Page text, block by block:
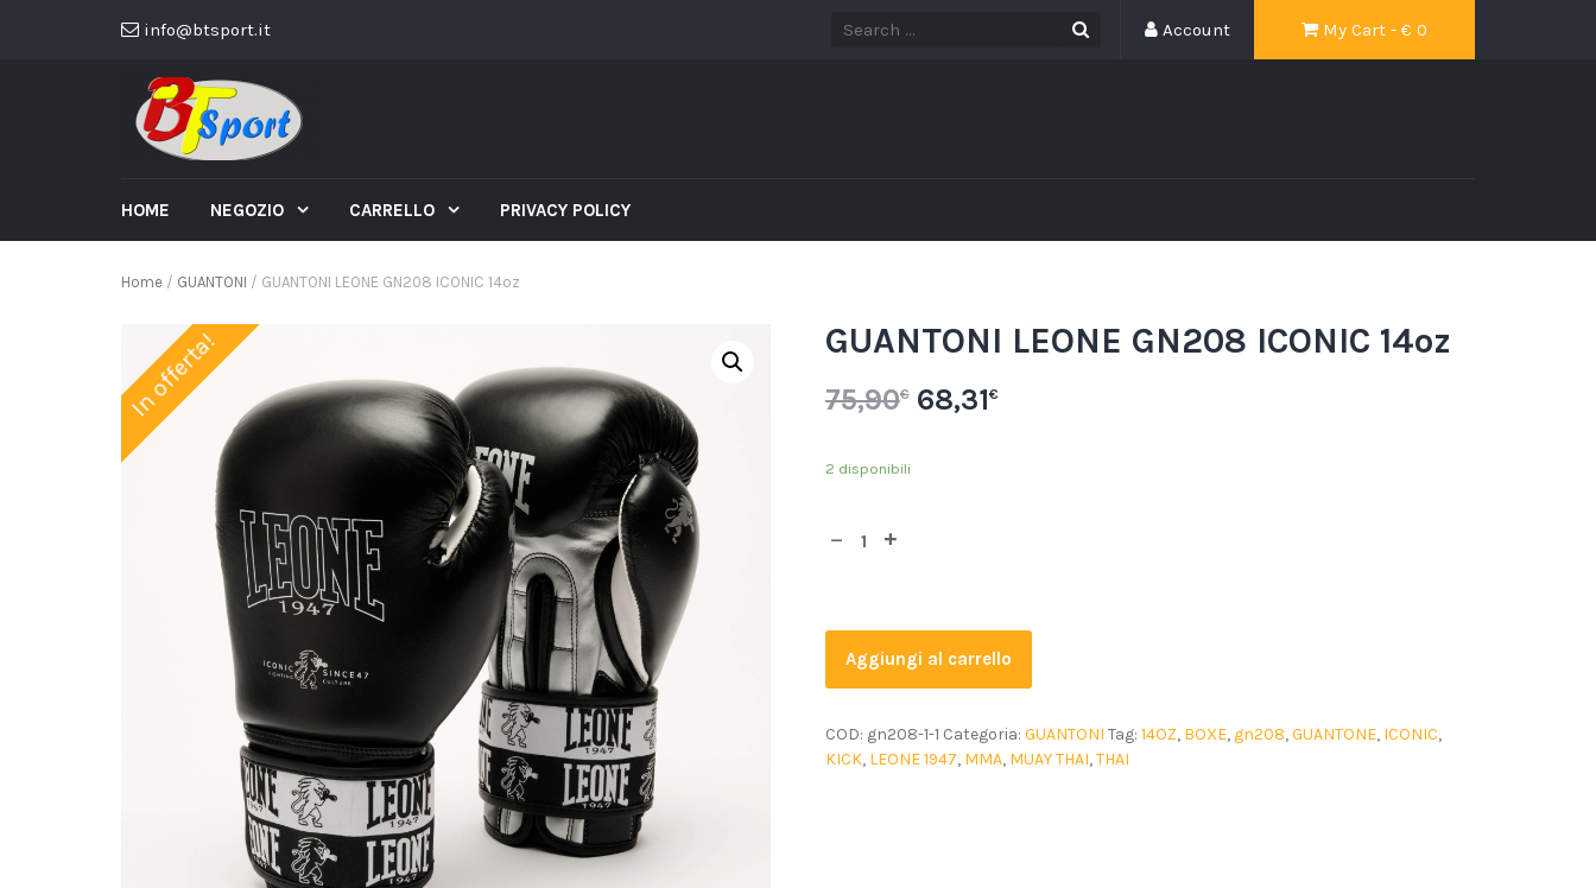
info@btsport.it My Cart - € 0
Account
HOME NEGOZIO CARRELLO PRIVACY POLICY
Home / GUANTONI / GUANTONI LEONE GN208 ICONIC 14oz
In offerta! GUANTONI LEONE GN208 ICONIC 14oz
75,90€ 68,31€
2 disponibili
Aggiungi al carrello
COD: gn208-1-1 Categoria: GUANTONI Tag: 14OZ, BOXE, gn208,GUANTONE, ICONIC,
KICK, LEONE 1947, MMA, MUAY THAI,THAI